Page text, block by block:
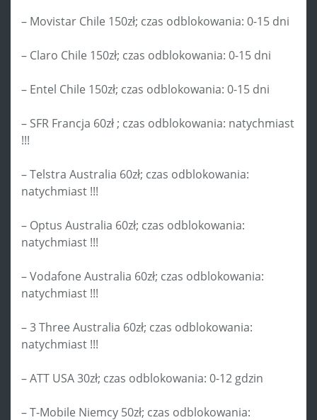
– Movistar Chile 150zł; czas odblokowania: 0-15 dni
– Claro Chile 150zł; czas odblokowania: 0-15 dni
– Entel Chile 150zł; czas odblokowania: 0-15 dni
– SFR Francja 60zł ; czas odblokowania: natychmiast
!!!
– Telstra Australia 60zł; czas odblokowania:
natychmiast !!!
– Optus Australia 60zł; czas odblokowania:
natychmiast !!!
– Vodafone Australia 60zł; czas odblokowania:
natychmiast !!!
– 3 Three Australia 60zł; czas odblokowania:
natychmiast !!!
– ATT USA 30zł; czas odblokowania: 0-12 gdzin
– T-Mobile Niemcy 50zł; czas odblokowania: